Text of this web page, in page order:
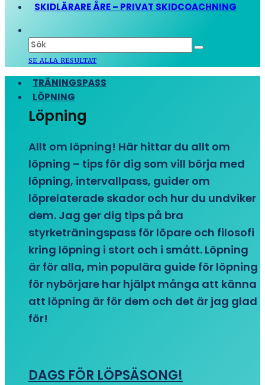
SKIDLÄRARE ÅRE – PRIVAT SKIDCOACHNING
SE ALLA RESULTAT
TRÄNINGSPASS
LÖPNING
Löpning
Allt om löpning! Här hittar du allt om
löpning – tips för dig som vill börja med
löpning, intervallpass, guider om
löprelaterade skador och hur du undviker
dem. Jag ger dig tips på bra
styrketräningspass för löpare och filosofi
kring löpning i stort och i smått. Löpning
är för alla, min populära guide för löpning
för nybörjare har hjälpt många att känna
att löpning är för dem och det är jag glad
för!
DAGS FÖR LÖPSÄSONG!